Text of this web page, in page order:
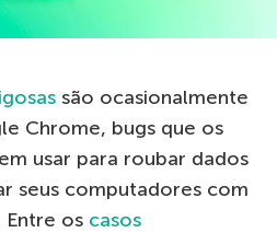
são ocasionalmente
Chrome, bugs que os
usar para roubar dados
seus computadores com
os casos